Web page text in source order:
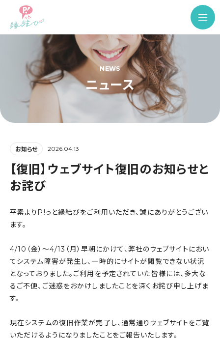
NEWS
ニュース
お知らせ 2026.04.13
【復旧】ウェブサイト復旧のお知らせと
お詫び
平素よりP!っと縁結びをご利用いただき、誠にありがとうござい
ます。
4/10（金）～4/13（月）早朝にかけて、弊社のウェブサイトにおい
てシステム障害が発生し、一時的にサイトが閲覧できない状況
となっておりました。ご利用を予定されていた皆様には、多大な
るご不便、ご迷惑をおかけしましたことを深くお詫び申し上げま
す。
現在システムの復旧作業が完了し、通常通りウェブサイトをご覧
いただけるようになりましたことをご報告いたします。